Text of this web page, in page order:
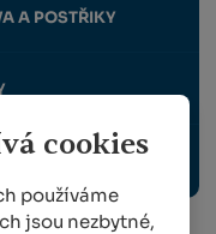
cookies
používáme
jsou nezbytné,
A POSTŘIKY